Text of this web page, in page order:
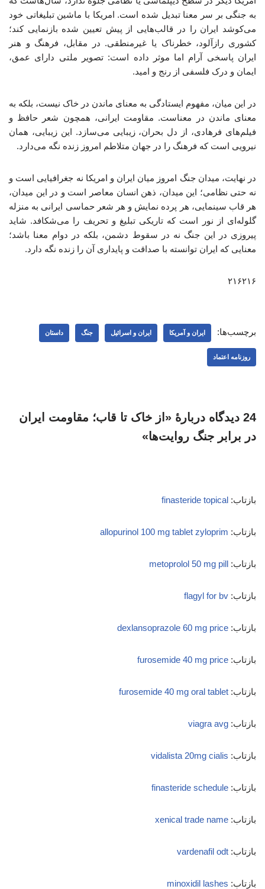
به جنگی بر سر معنا تبدیل شده است. امریکا با ماشین تبلیغاتی خود
می‌کوشد ایران را در قالب‌هایی از پیش تعیین‌ شده بازنمایی کند؛
کشوری رازآلود، خطرناک یا غیرمنطقی. در مقابل، فرهنگ و هنر
ایران پاسخی آرام اما موثر داده است: تصویر ملتی دارای عمق،
ایمان و درک فلسفی از رنج و امید.
در این میان، مفهوم ایستادگی به معنای ماندن در خاک نیست، بلکه به
معنای ماندن در معناست. مقاومت ایرانی، همچون شعر حافظ و
فیلم‌های فرهادی، از دل بحران، زیبایی می‌سازد. این زیبایی، همان
نیرویی است که فرهنگ را در جهان متلاطم امروز زنده نگه می‌دارد.
در نهایت، میدان جنگ امروز میان ایران و امریکا نه جغرافیایی است و
نه حتی نظامی؛ این میدان، ذهن انسان معاصر است و در این میدان،
هر قاب سینمایی، هر پرده نمایش و هر شعر حماسی ایرانی به منزله
گلوله‌ای از نور است که تاریکی تبلیغ و تحریف را می‌شکافد. شاید
پیروزی در این جنگ نه در سقوط دشمن، بلکه در دوام معنا باشد؛
معنایی که ایران توانسته با صداقت و پایداری آن را زنده نگه دارد.
۲۱۶۲۱۶
برچسب‌ها: ایران و آمریکا ایران و اسرائیل جنگ داستان
روزنامه اعتماد
24 دیدگاه دربارهٔ «از خاک تا قاب؛ مقاومت ایران
در برابر جنگ روایت‌ها»
بازتاب: finasteride topical
بازتاب: allopurinol 100 mg tablet zyloprim
بازتاب: metoprolol 50 mg pill
بازتاب: flagyl for bv
بازتاب: dexlansoprazole 60 mg price
بازتاب: furosemide 40 mg price
بازتاب: furosemide 40 mg oral tablet
بازتاب: viagra avg
بازتاب: vidalista 20mg cialis
بازتاب: finasteride schedule
بازتاب: xenical trade name
بازتاب: vardenafil odt
بازتاب: minoxidil lashes